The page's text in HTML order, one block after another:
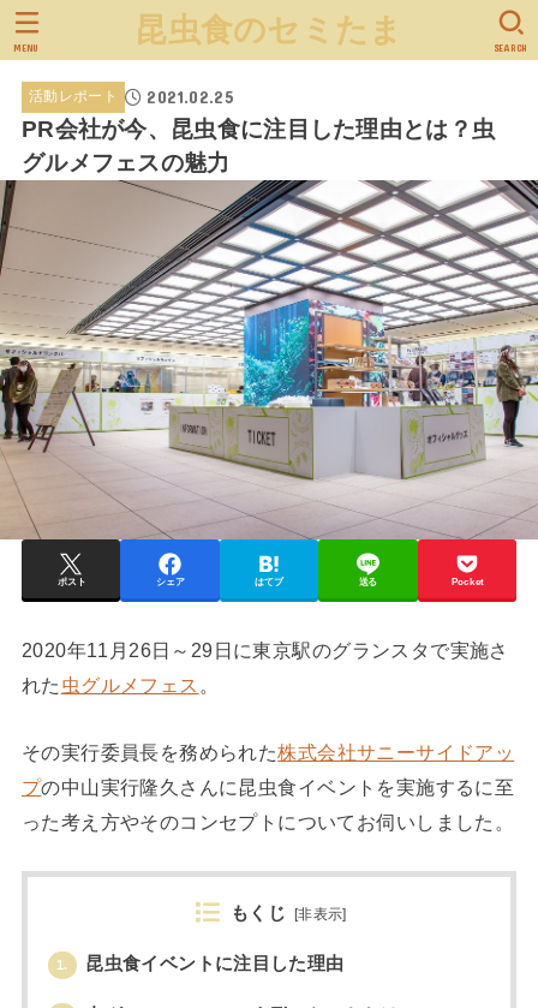
昆虫食のセミたま SEARCH
MENU
活動レポート 2021.02.25
PR会社が今、昆虫食に注目した理由とは？虫
グルメフェスの魅力
ポスト シェア はてブ 送る Pocket
2020年11月26日～29日に東京駅のグランスタで実施さ
れた 虫グルメフェス 。
その実行委員長を務められた株式会社サニーサイドアッ
プの中山実行隆久さんに昆虫食イベントを実施するに至
った考え方やそのコンセプトについてお伺いしました。
もくじ [非表示]
1. 昆虫食イベントに注目した理由